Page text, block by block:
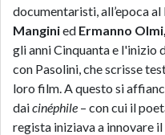
documentaristi, all’epoca
Manginied Ermanno Olmi,
gli anni Cinquanta e l'inizio
con Pasolini, che scrisse
loro film. A questo si
daicinéphile – con cui il
regista iniziava a innovare